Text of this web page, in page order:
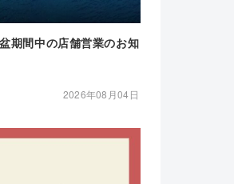
期間中の店舗営業のお知
2026年08月04日